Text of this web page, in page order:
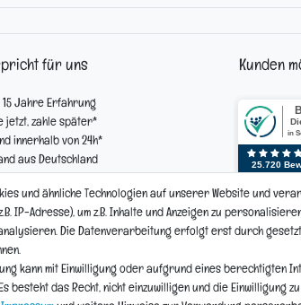
für uns
15 Jahre Erfahrung
jetzt, zahle später*
innerhalb von 24h*
aus Deutschland
Kunden
und ähnliche Technologien auf unserer Website und
IP-Adresse), um z.B. Inhalte und Anzeigen zu
Die Datenverarbeitung erfolgt erst durch
kann mit Einwilligung oder aufgrund eines berechtigten
besteht das Recht, nicht einzuwilligen und die Einwilligung